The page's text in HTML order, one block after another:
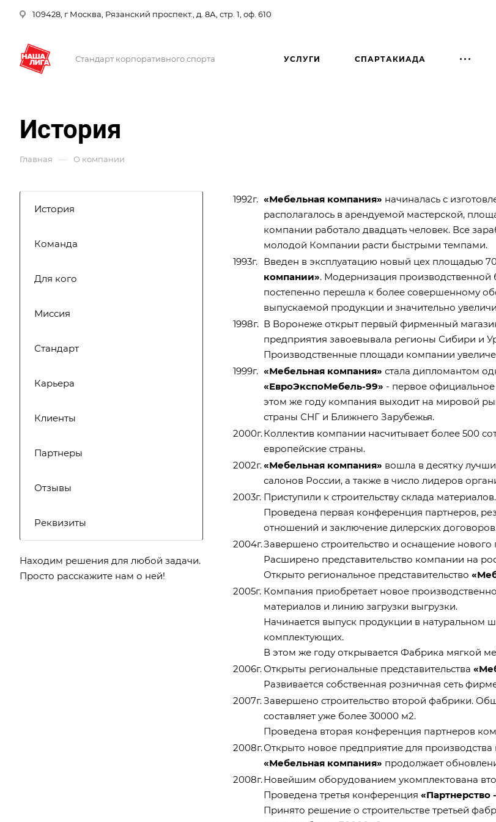
109428, г Москва, Рязанский проспект., д. 8А, стр. 1, оф. 610
Стандарт корпоративного спорта УСЛУГИ СПАРТАКИАДА
История
Главная — О компании
1992г. «Мебельная компания» начиналась с
располагалось в арендуемой мастерской,
компании работало двадцать человек. Все
молодой Компании расти быстрыми темпами.
1993г. Введен в эксплуатацию новый цех площадью
компании». Модернизация
постепенно перешла к более совершенному
выпускаемой продукции и значительно
1998г. В Воронеже открыт первый фирменный
предприятия завоевывала регионы Сибири и
Производственные площади компании
1999г. «Мебельная компания» стала дипломантом
«ЕвроЭкспоМебель-99» - первое
этом же году компания выходит на мировой
страны СНГ и Ближнего Зарубежья.
2000г.Коллектив компании насчитывает более 500
европейские страны.
2002г.«Мебельная компания» вошла в десятку
салонов России, а также в число лидеров
2003г. Приступили к строительству склада
Проведена первая конференция партнеров,
отношений и заключение дилерских
2004г.Завершено строительство и оснащение
Расширено представительство компании на
Открыто региональное представительство
2005г. Компания приобретает новое
материалов и линию загрузки выгрузки.
Начинается выпуск продукции в натуральном
комплектующих.
В этом же году открывается Фабрика мягкой
2006г.Открыты региональные представительства
Развивается собственная розничная сеть
2007г.Завершено строительство второй фабрики.
составляет уже более 30000 м2.
Проведена вторая конференция партнеров
2008г.Открыто новое предприятие для
«Мебельная компания» продолжает
2008г.Новейшим оборудованием укомплектована
Проведена третья конференция «Партнерство
Принято решение о строительстве третьей
История
Команда
Для кого
Миссия
Стандарт
Карьера
Клиенты
Партнеры
Отзывы
Реквизиты
Находим решения для любой задачи.
Просто расскажите нам о ней!